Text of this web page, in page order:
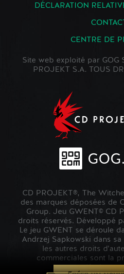
DÉCLARATION
CENTRE DE
Site web exploité par GOG
PROJEKT S.A. TOUS
CD PROJEKT®, The
des marques déposées de
Group. Jeu GWENT© CD
droits réservés. Développé
Le jeu GWENT se déroule
Andrzej Sapkowski dans sa
les autres droits
commerciales sont la
propriétaires